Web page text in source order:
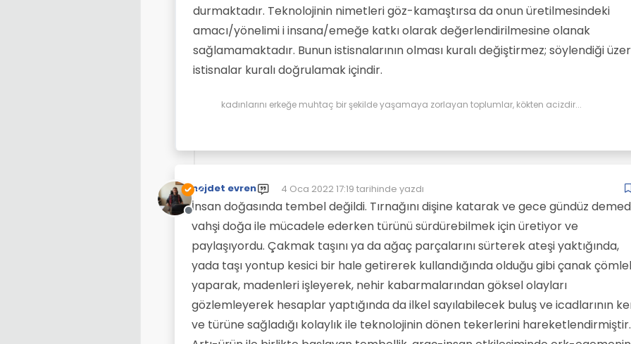
durmaktadır. Teknolojinin nimetleri göz-kamaştırsa da onun üretilmesindeki
amacı/yönelimi i insana/emeğe katkı olarak değerlendirilmesine olanak
sağlamamaktadır. Bunun istisnalarının olması kuralı değiştirmez; söylendiği
istisnalar kuralı doğrulamak içindir.
kadınlarını erkeğe muhtaç bir şekilde yaşamaya zorlayan toplumlar, kökten acizdir...
Çevrimdışı
nejdet evren 4 Oca 2022 17:19 tarihinde yazdı
Son düzenleyen:
İnsan doğasında tembel değildi. Tırnağını dişine katarak ve gece gündüz
vahşi doğa ile mücadele ederken türünü sürdürebilmek için üretiyor ve
paylaşıyordu. Çakmak taşını ya da ağaç parçalarını sürterek ateşi yaktığında,
yada taşı yontup kesici bir hale getirerek kullandığında olduğu gibi çanak
yaparak, madenleri işleyerek, nehir kabarmalarından göksel olayları
gözlemleyerek hesaplar yaptığında da ilkel sayılabilecek buluş ve icadlarının
ve türüne sağladığı kolaylık ile teknolojinin dönen tekerlerini hareketlendirmiştir.